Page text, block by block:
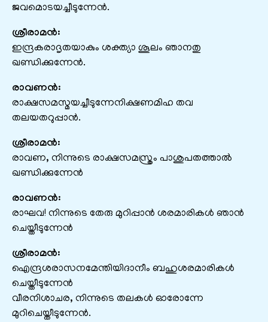
ജവമൊടയച്ചീടുന്നേൻ.
ശ്രീരാമൻ:
ഇന്ദ്രകരാദൃതയാകും ശക്ത്യാ ശൂലം ഞാനതു
ഖണ്ഡിക്കുന്നേൻ.
രാവണൻ:
രാക്ഷസമസ്മയച്ചീടുന്നേനിക്ഷണമിഹ തവ
തലയതറുപ്പാൻ.
ശ്രീരാമൻ:
രാവണ, നിന്നുടെ രാക്ഷസമസ്ത്രം പാശുപതത്താൽ
ഖണ്ഡിക്കുന്നേൻ
രാവണൻ:
രാഘവ! നിന്നുടെ തേരു മുറിപ്പാൻ ശരമാരികൾ ഞാൻ
ചെയ്തീടുന്നേൻ
ശ്രീരാമൻ:
ഐന്ദ്രശരാസനമേന്തിയിദാനീം ബഹുശരമാരികൾ
ചെയ്തീടുന്നേൻ
വീരനിശാചര, നിന്നുടെ തലകൾ ഓരോന്നേ
മുറിചെയ്തീടുന്നേൻ.